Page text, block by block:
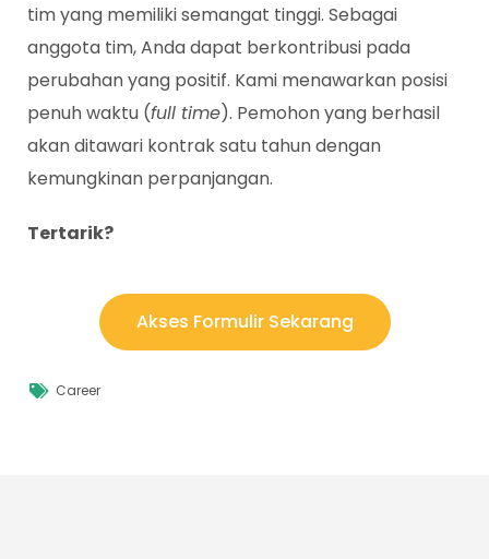
tim yang memiliki semangat tinggi. Sebagai
anggota tim, Anda dapat berkontribusi pada
perubahan yang positif. Kami menawarkan posisi
penuh waktu (full time). Pemohon yang berhasil
akan ditawari kontrak satu tahun dengan
kemungkinan perpanjangan.
Tertarik?
Akses Formulir Sekarang
Career